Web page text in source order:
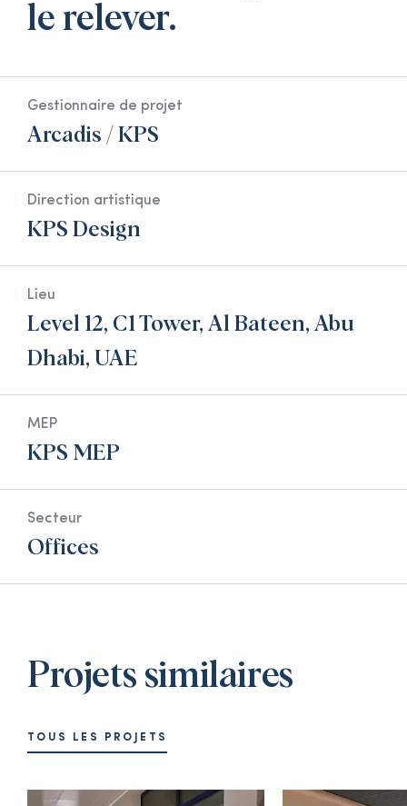
le relever.
Gestionnaire de projet
Arcadis / KPS
Direction artistique
KPS Design
Lieu
Level 12, C1 Tower, Al Bateen, Abu
Dhabi, UAE
MEP
KPS MEP
Secteur
Offices
Projets similaires
TOUS LES PROJETS